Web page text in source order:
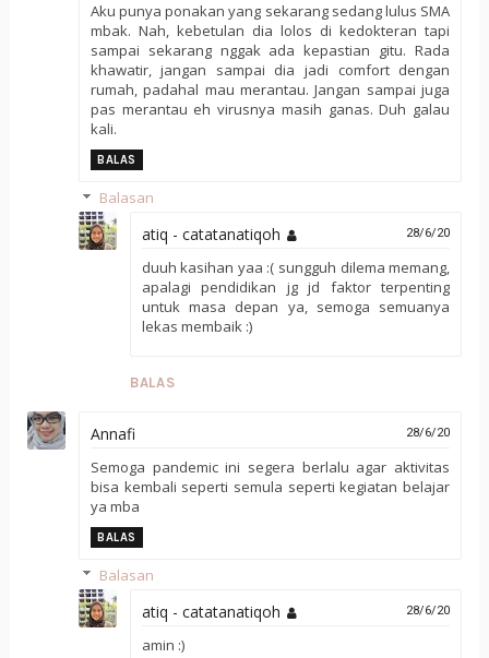
Aku punya ponakan yang sekarang sedang lulus SMA
mbak. Nah, kebetulan dia lolos di kedokteran tapi
sampai sekarang nggak ada kepastian gitu. Rada
khawatir, jangan sampai dia jadi comfort dengan
rumah, padahal mau merantau. Jangan sampai juga
pas merantau eh virusnya masih ganas. Duh galau
kali.
BALAS
Balasan
atiq - catatanatiqoh 28/6/20
duuh kasihan yaa :( sungguh dilema memang,
apalagi pendidikan jg jd faktor terpenting
untuk masa depan ya, semoga semuanya
lekas membaik :)
BALAS
Annafi 28/6/20
Semoga pandemic ini segera berlalu agar aktivitas
bisa kembali seperti semula seperti kegiatan belajar
ya mba
BALAS
Balasan
atiq - catatanatiqoh 28/6/20
amin :)